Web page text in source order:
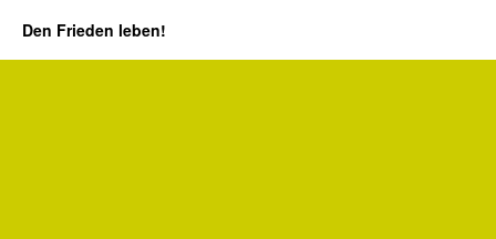
Den Frieden leben!